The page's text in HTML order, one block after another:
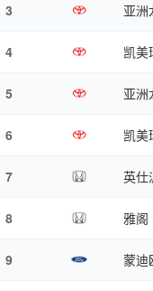
3 亚洲
4 凯美
5 亚洲
6 凯美
7 英仕
8 雅阁
9 蒙迪